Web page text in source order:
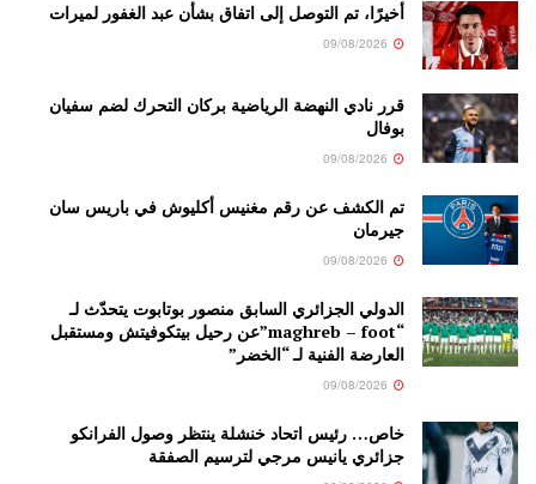
أخيرًا، تم التوصل إلى اتفاق بشأن عبد الغفور لميرات
قرر نادي النهضة الرياضية بركان التحرك لضم سفيان
بوفال
تم الكشف عن رقم مغنيس أكليوش في باريس سان
جيرمان
الدولي الجزائري السابق منصور بوتابوت يتحدّث لـ
“maghreb – foot”عن رحيل بيتكوفيتش ومستقبل
العارضة الفنية لـ “الخضر”
خاص… رئيس اتحاد خنشلة ينتظر وصول الفرانكو
جزائري يانيس مرجي لترسيم الصفقة